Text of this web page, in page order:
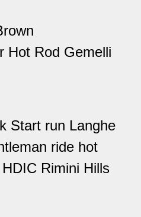
Hot Rod Gemelli
Start run Langhe
ride hot
Rimini Hills